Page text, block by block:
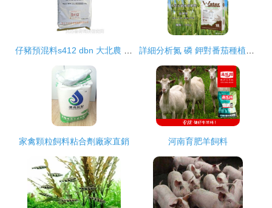
家禽顆粒飼料粘合劑廠家直銷 河南育肥羊飼料